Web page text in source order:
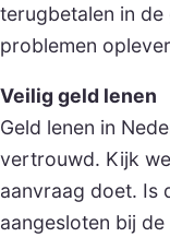
terugbetalen in
problemen
Veilig geld lenen
Geld lenen in
vertrouwd. Kijk
aanvraag doet. Is
aangesloten bij